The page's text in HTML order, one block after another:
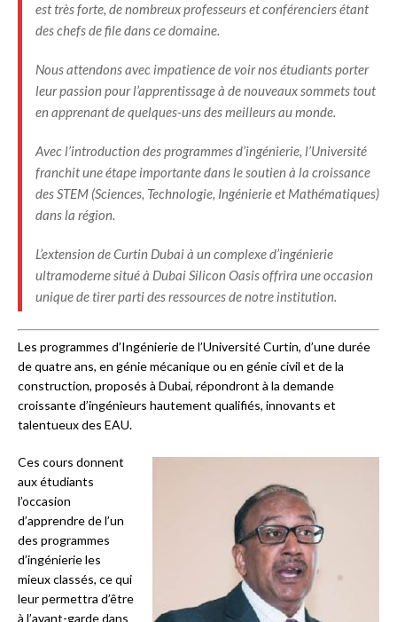
est très forte, de nombreux professeurs et conférenciers étant
des chefs de file dans ce domaine.
Nous attendons avec impatience de voir nos étudiants porter
leur passion pour l’apprentissage à de nouveaux sommets tout
en apprenant de quelques-uns des meilleurs au monde.
Avec l’introduction des programmes d’ingénierie, l’Université
franchit une étape importante dans le soutien à la croissance
des STEM (Sciences, Technologie, Ingénierie et Mathématiques)
dans la région.
L’extension de Curtin Dubai à un complexe d’ingénierie
ultramoderne situé à Dubai Silicon Oasis offrira une occasion
unique de tirer parti des ressources de notre institution.
Les programmes d’Ingénierie de l’Université Curtin, d’une durée
de quatre ans, en génie mécanique ou en génie civil et de la
construction, proposés à Dubai, répondront à la demande
croissante d’ingénieurs hautement qualifiés, innovants et
talentueux des EAU.
Ces cours donnent
aux étudiants
l’occasion
d’apprendre de l’un
des programmes
d’ingénierie les
mieux classés, ce qui
leur permettra d’être
à l’avant-garde dans